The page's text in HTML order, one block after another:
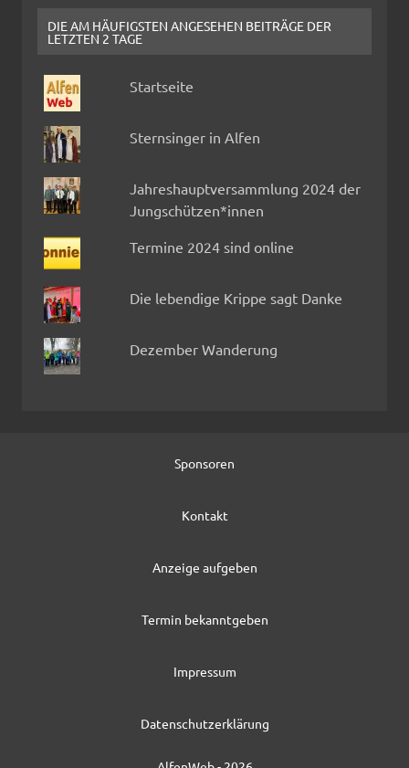
DIE AM HÄUFIGSTEN ANGESEHEN BEITRÄGE DER
LETZTEN 2 TAGE
Startseite
Sternsinger in Alfen
Jahreshauptversammlung 2024 der
Jungschützen*innen
Termine 2024 sind online
Die lebendige Krippe sagt Danke
Dezember Wanderung
Sponsoren
Kontakt
Anzeige aufgeben
Termin bekanntgeben
Impressum
Datenschutzerklärung